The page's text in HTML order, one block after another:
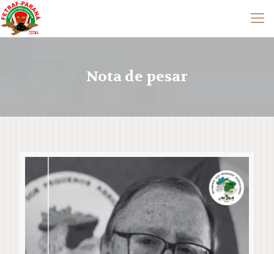
Nota de pesar